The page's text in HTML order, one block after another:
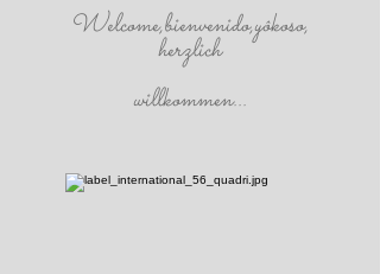
Welcome,bienvenido,yôkoso,
herzlich
willkommen...